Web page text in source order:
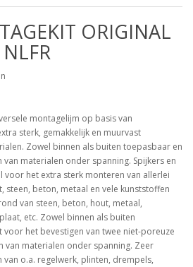
ORIGINAL
montagelijm op basis van
sterk, gemakkelijk en muurvast
Zowel binnen als buiten toepasbaar en
materialen onder spanning. Spijkers en
voor het extra sterk monteren van allerlei
steen, beton, metaal en vele kunststoffen
van steen, beton, hout, metaal,
etc. Zowel binnen als buiten
voor het bevestigen van twee niet-poreuze
van materialen onder spanning. Zeer
van o.a. regelwerk, plinten, drempels,